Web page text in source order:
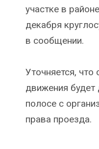
участке в
декабря
в сообщении.
Уточняется, что
движения будет
полосе с
права проезда.